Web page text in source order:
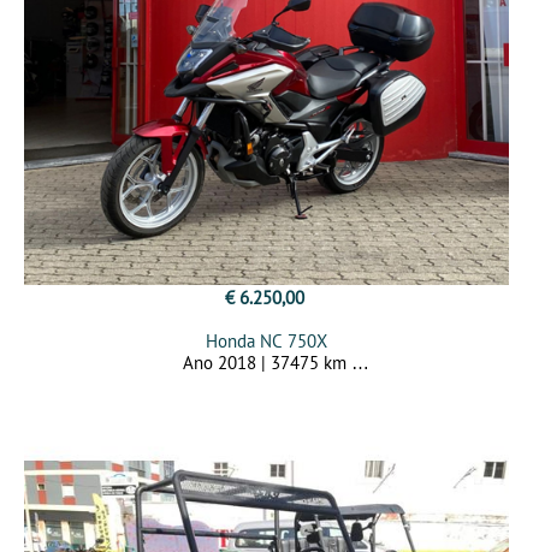
€ 6.250,00
Honda NC 750X
Ano 2018 | 37475 km